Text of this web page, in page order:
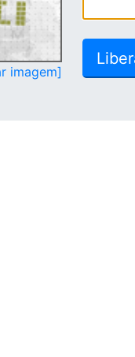
imagem]